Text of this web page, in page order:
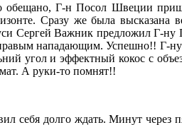
обещано, Г-н Посол Швеции
Сразу же была высказана
Сергей Важник предложил Г-ну
нападающим. Успешно!! Г-
угол и эффектный кокос с
А руки-то помнят!!
себя долго ждать. Минут